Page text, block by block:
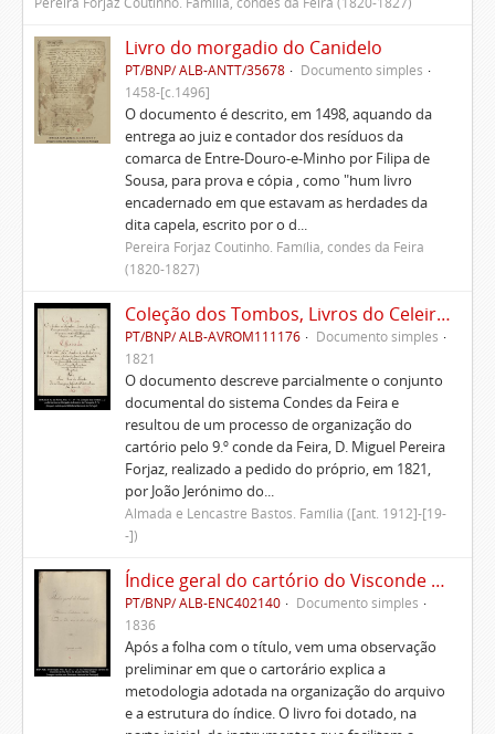
Livro do morgadio do Canidelo
PT/BNP/ ALB-ANTT/35678
Documento simples
1458-[c.1496]
O documento é descrito, em 1498, aquando da
entrega ao juiz e contador dos resíduos da
comarca de Entre-Douro-e-Minho por Filipa de
Sousa, para prova e cópia , como "hum livro
encadernado em que estavam as herdades da
dita capela, escrito por o d...
Pereira Forjaz Coutinho. Família, condes da Feira
(1820-1827)
Coleção dos Tombos, Livros do Celeiro, Escrituras, Documentos e títulos pertencentes ao Morgado de Freiriz e de Penegate
PT/BNP/ ALB-AVROM111176
Documento simples
1821
O documento descreve parcialmente o conjunto
documental do sistema Condes da Feira e
resultou de um processo de organização do
cartório pelo 9.º conde da Feira, D. Miguel Pereira
Forjaz, realizado a pedido do próprio, em 1821,
por João Jerónimo do...
Almada e Lencastre Bastos. Família ([ant. 1912]-[19-
-])
Índice geral do cartório do Visconde de Vila Nova do Souto d'El-Rei
PT/BNP/ ALB-ENC402140
Documento simples
1836
Após a folha com o título, vem uma observação
preliminar em que o cartorário explica a
metodologia adotada na organização do arquivo
e a estrutura do índice. O livro foi dotado, na